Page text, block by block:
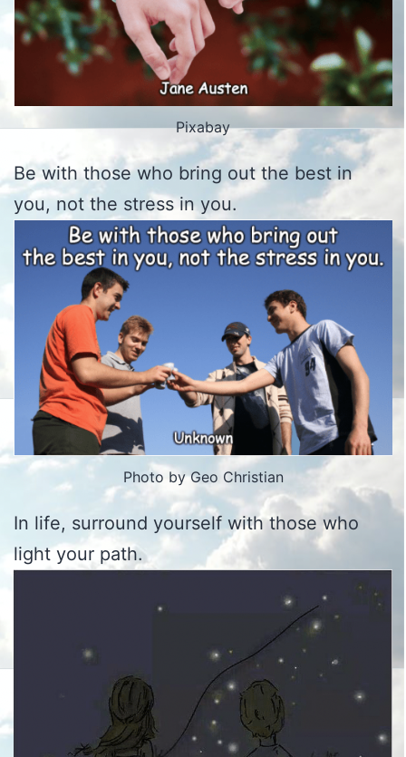
Pixabay
Be with those who bring out the best in
you, not the stress in you.
Photo by Geo Christian
In life, surround yourself with those who
light your path.